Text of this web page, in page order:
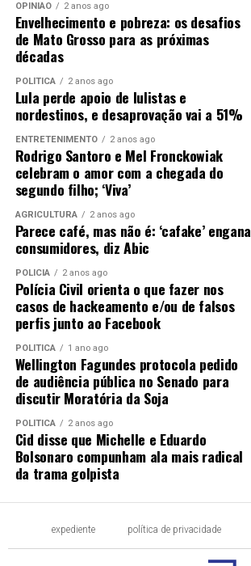
OPINIÃO 2 anos ago
Envelhecimento e pobreza: os desafios
de Mato Grosso para as próximas
décadas
POLÍTICA 2 anos ago
Lula perde apoio de lulistas e
nordestinos, e desaprovação vai a 51%
ENTRETENIMENTO 2 anos ago
Rodrigo Santoro e Mel Fronckowiak
celebram o amor com a chegada do
segundo filho; ‘Viva’
AGRICULTURA 2 anos ago
Parece café, mas não é: ‘cafake’ engana
consumidores, diz Abic
POLÍCIA 2 anos ago
Polícia Civil orienta o que fazer nos
casos de hackeamento e/ou de falsos
perfis junto ao Facebook
POLÍTICA 1 ano ago
Wellington Fagundes protocola pedido
de audiência pública no Senado para
discutir Moratória da Soja
POLÍTICA 2 anos ago
Cid disse que Michelle e Eduardo
Bolsonaro compunham ala mais radical
da trama golpista
expediente política de privacidade